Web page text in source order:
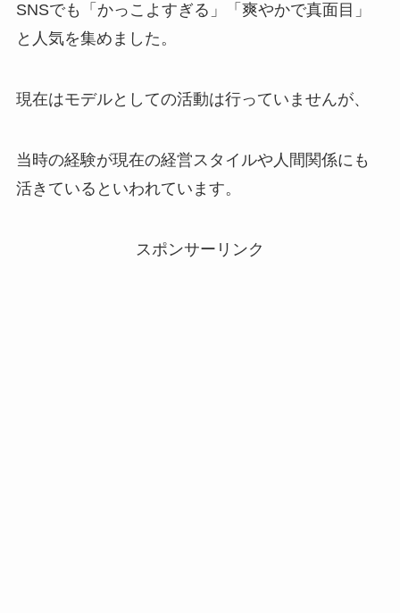
SNSでも「かっこよすぎる」「爽やかで真面目」
と人気を集めました。
現在はモデルとしての活動は行っていませんが、
当時の経験が現在の経営スタイルや人間関係にも
活きているといわれています。
スポンサーリンク